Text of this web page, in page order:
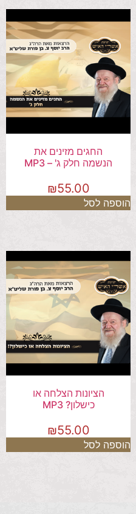
החגים מזינים את
הנשמה חלק ג' – MP3
₪55.00
הוספה לסל
הציונות הצלחה או
כישלון? MP3
₪55.00
הוספה לסל